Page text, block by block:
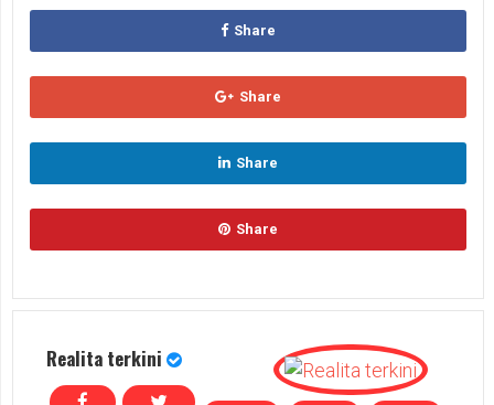
Share
Share
Share
Share
Realita terkini